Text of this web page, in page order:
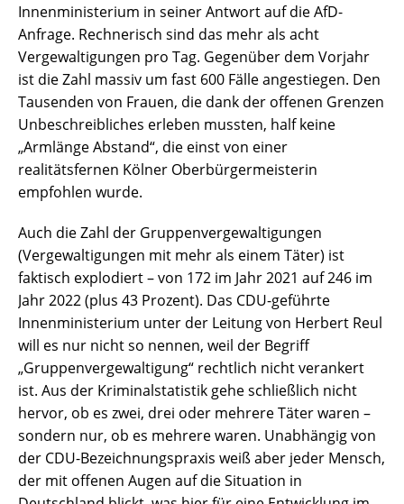
Innenministerium in seiner Antwort auf die AfD-
Anfrage. Rechnerisch sind das mehr als acht
Vergewaltigungen pro Tag. Gegenüber dem Vorjahr
ist die Zahl massiv um fast 600 Fälle angestiegen. Den
Tausenden von Frauen, die dank der offenen Grenzen
Unbeschreibliches erleben mussten, half keine
„Armlänge Abstand“, die einst von einer
realitätsfernen Kölner Oberbürgermeisterin
empfohlen wurde.
Auch die Zahl der Gruppenvergewaltigungen
(Vergewaltigungen mit mehr als einem Täter) ist
faktisch explodiert – von 172 im Jahr 2021 auf 246 im
Jahr 2022 (plus 43 Prozent). Das CDU-geführte
Innenministerium unter der Leitung von Herbert Reul
will es nur nicht so nennen, weil der Begriff
„Gruppenvergewaltigung“ rechtlich nicht verankert
ist. Aus der Kriminalstatistik gehe schließlich nicht
hervor, ob es zwei, drei oder mehrere Täter waren –
sondern nur, ob es mehrere waren. Unabhängig von
der CDU-Bezeichnungspraxis weiß aber jeder Mensch,
der mit offenen Augen auf die Situation in